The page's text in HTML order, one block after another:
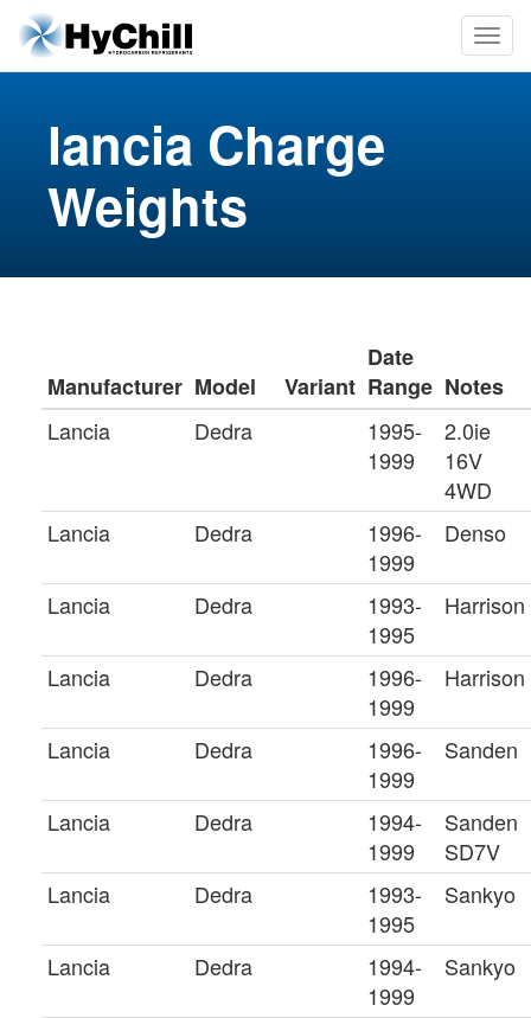
lancia Charge
Weights
Manufacturer Model Variant
Date
Range Notes
Lancia
Dedra
1995-
1999
2.0ie
16V
4WD
Lancia
Dedra
1996-
1999
Denso
Lancia Dedra
1993-
1995
Harrison
Lancia Dedra
1996-
1999
Harrison
Lancia Dedra
1996-
1999
Sanden
Lancia Dedra
1994-
1999
Sanden
SD7V
Lancia
Dedra
1993-
1995
Sankyo
Lancia Dedra
1994-
1999
Sankyo